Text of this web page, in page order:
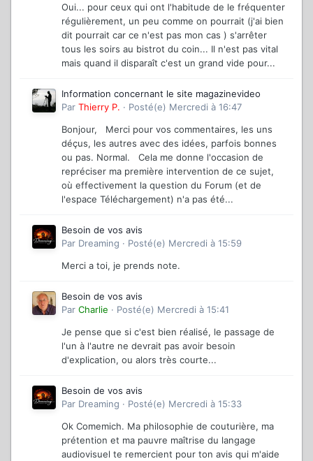
Oui... pour ceux qui ont l'habitude de le fréquenter
régulièrement, un peu comme on pourrait (j'ai bien
dit pourrait car ce n'est pas mon cas ) s'arrêter
tous les soirs au bistrot du coin... Il n'est pas vital
mais quand il disparaît c'est un grand vide pour...
Information concernant le site magazinevideo
Par Thierry P. · Posté(e) Mercredi à 16:47
Bonjour, Merci pour vos commentaires, les uns
déçus, les autres avec des idées, parfois bonnes
ou pas. Normal. Cela me donne l'occasion de
repréciser ma première intervention de ce sujet,
où effectivement la question du Forum (et de
l'espace Téléchargement) n'a pas été...
Besoin de vos avis
Par Dreaming · Posté(e) Mercredi à 15:59
Merci a toi, je prends note.
Besoin de vos avis
Par Charlie · Posté(e) Mercredi à 15:41
Je pense que si c'est bien réalisé, le passage de
l'un à l'autre ne devrait pas avoir besoin
d'explication, ou alors très courte...
Besoin de vos avis
Par Dreaming · Posté(e) Mercredi à 15:33
Ok Comemich. Ma philosophie de couturière, ma
prétention et ma pauvre maîtrise du langage
audiovisuel te remercient pour ton avis qui m'aide